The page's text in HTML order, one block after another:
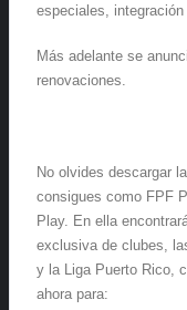
especiales,
Más adelante se
renovaciones.
No olvides descargar
consigues como FPF
Play. En ella
exclusiva de clubes,
y la Liga Puerto Rico,
ahora para: